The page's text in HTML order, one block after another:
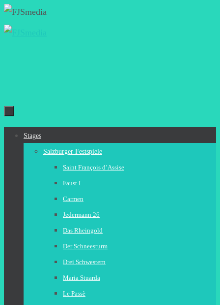
Zum
Inhalt
Zum
Stages
Salzburger Festspiele
Saint François d’Assise
Faust I
Carmen
Jedermann 26
Das Rheingold
Der Schneesturm
Drei Schwestern
Maria Stuarda
Le Passè